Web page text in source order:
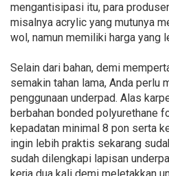
mengantisipasi itu, para
misalnya acrylic yang mutunya
wol, namun memiliki harga yang
Selain dari bahan, demi
semakin tahan lama, Anda perlu
penggunaan underpad. Alas
berbahan bonded polyurethane
kepadatan minimal 8 pon serta
ingin lebih praktis sekarang
sudah dilengkapi lapisan